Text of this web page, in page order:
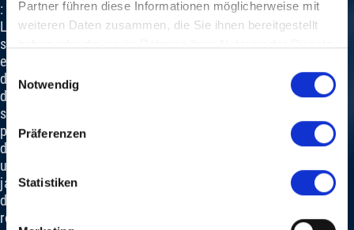
Partner führen diese Informationen möglicherweise mit
weiteren Daten zusammen, die Sie ihnen bereitgestellt
Einwilligungsauswahl
Notwendig
Präferenzen
Statistiken
: «
La
solitude
est
différente
de
se
promener
dans
un
jardin
de
roses